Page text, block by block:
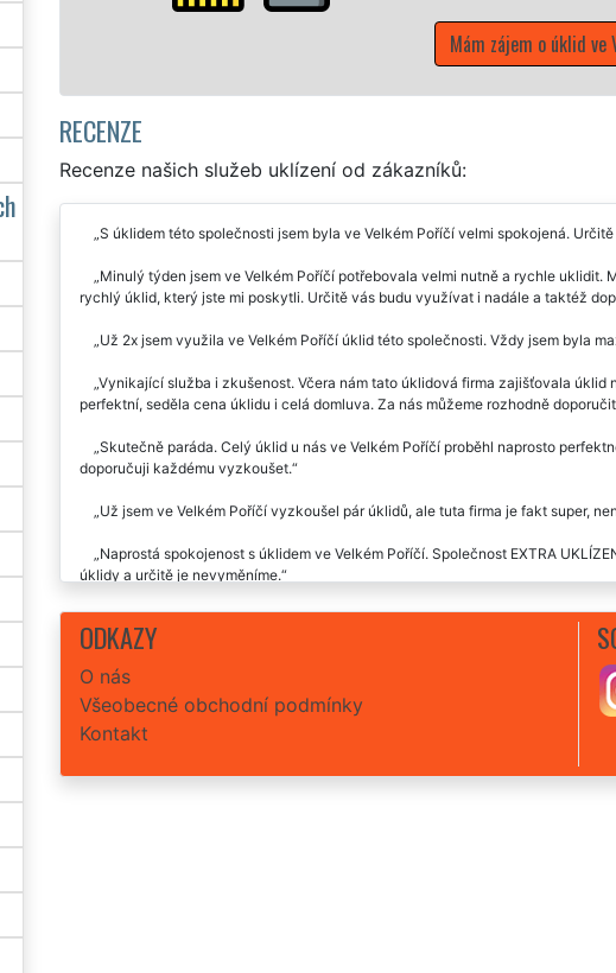
ve Velkém Poříčí
RECENZE
Recenze našich služeb uklízení od zákazníků:
S úklidem této společnosti jsem byla ve Velkém Poříčí velmi spokojená.
Minulý týden jsem ve Velkém Poříčí potřebovala velmi nutně a rychle
rychlý úklid, který jste mi poskytli. Určitě vás budu využívat i nadále a taktéž
Už 2x jsem využila ve Velkém Poříčí úklid této společnosti. Vždy jsem byla
Vynikající služba i zkušenost. Včera nám tato úklidová firma zajišťovala
perfektní, seděla cena úklidu i celá domluva. Za nás můžeme rozhodně
Skutečně paráda. Celý úklid u nás ve Velkém Poříčí proběhl naprosto
doporučuji každému vyzkoušet.
Už jsem ve Velkém Poříčí vyzkoušel pár úklidů, ale tuta firma je fakt super,
Naprostá spokojenost s úklidem ve Velkém Poříčí. Společnost EXTRA
úklidy a určitě je nevyměníme.
Úklidy skutečně na úrovni. Velmi milí, ochotní a flexibilní. Využíváme je velmi
ODKAZY
O nás
Všeobecné obchodní podmínky
Kontakt